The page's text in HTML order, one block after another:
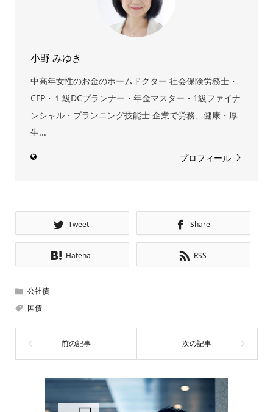
小野 みゆき
中高年女性のお金のホームドクター 社会保険労務士・
CFP・１級DCプランナー・年金マスター・1級ファイナ
ンシャル・プランニング技能士 企業で労務、健康・厚
生...
プロフィール
Tweet Share
Hatena RSS
公社債
国債